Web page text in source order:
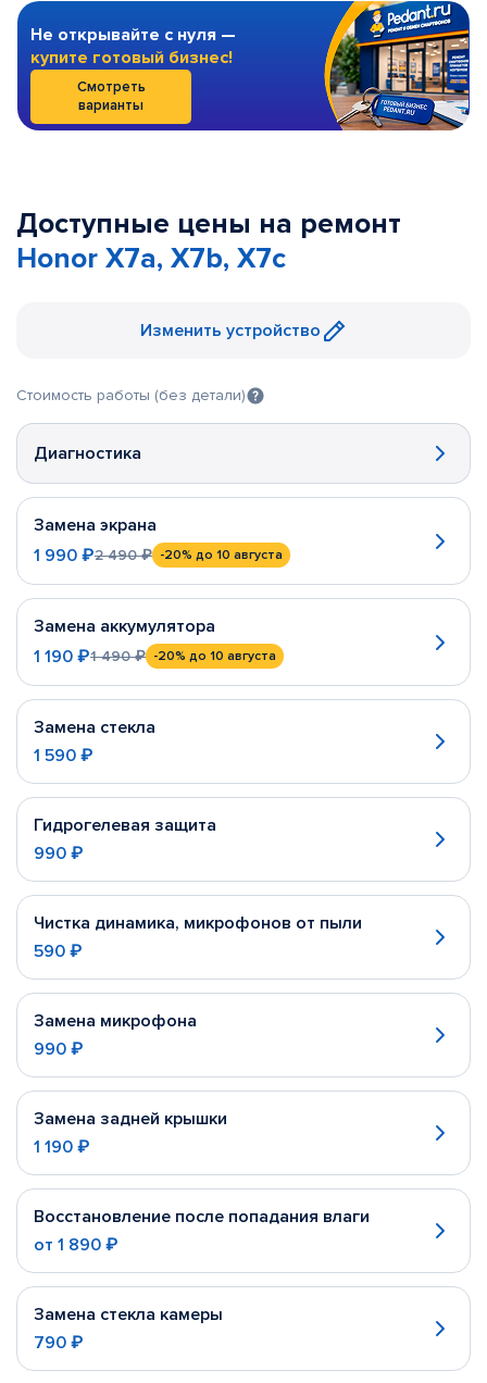
Не открывайте с нуля —
купите готовый бизнес!
Смотреть
варианты
Доступные цены на ремонт
Honor X7a, X7b, X7c
Изменить устройство
Стоимость работы (без детали)
Диагностика
Замена экрана
1 990 ₽2 490 ₽ -20% до 10 августа
Замена аккумулятора
1 190 ₽1 490 ₽ -20% до 10 августа
Замена стекла
1 590 ₽
Гидрогелевая защита
990 ₽
Чистка динамика, микрофонов от пыли
590 ₽
Замена микрофона
990 ₽
Замена задней крышки
1 190 ₽
Восстановление после попадания влаги
от 1 890 ₽
Замена стекла камеры
790 ₽